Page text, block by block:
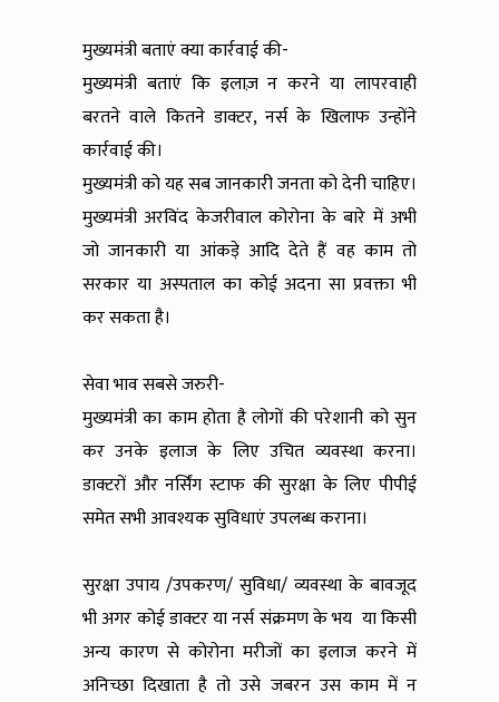
मुख्यमंत्री बताएं क्या कार्रवाई की-
मुख्यमंत्री बताएं कि इलाज़ न करने या लापरवाही
बरतने वाले कितने डाक्टर, नर्स के खिलाफ उन्होंने
कार्रवाई की।
मुख्यमंत्री को यह सब जानकारी जनता को देनी चाहिए।
मुख्यमंत्री अरविंद केजरीवाल कोरोना के बारे में अभी
जो जानकारी या आंकड़े आदि देते हैं वह काम तो
सरकार या अस्पताल का कोई अदना सा प्रवक्ता भी
कर सकता है।
सेवा भाव सबसे जरुरी-
मुख्यमंत्री का काम होता है लोगों की परेशानी को सुन
कर उनके इलाज के लिए उचित व्यवस्था करना।
डाक्टरों और नर्सिंग स्टाफ की सुरक्षा के लिए पीपीई
समेत सभी आवश्यक सुविधाएं उपलब्ध कराना।
सुरक्षा उपाय /उपकरण/ सुविधा/ व्यवस्था के बावजूद
भी अगर कोई डाक्टर या नर्स संक्रमण के भय या किसी
अन्य कारण से कोरोना मरीजों का इलाज करने में
अनिच्छा दिखाता है तो उसे जबरन उस काम में न